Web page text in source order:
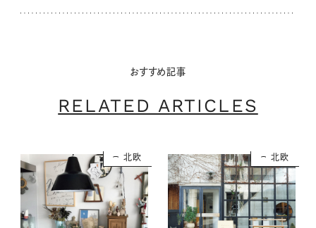
おすすめ記事
RELATED ARTICLES
北欧 北欧